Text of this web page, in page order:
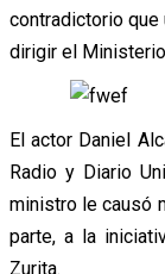
contradictorio que
dirigir el Ministerio
El actor Daniel
Radio y Diario
ministro le causó
parte, a la
Zurita.